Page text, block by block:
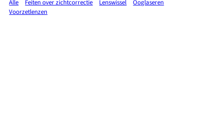
Alle Feiten over zichtcorrectie Lenswissel
Ooglaseren
Voorzetlenzen